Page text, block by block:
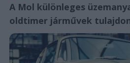
A Mol különleges
oldtimer járművek